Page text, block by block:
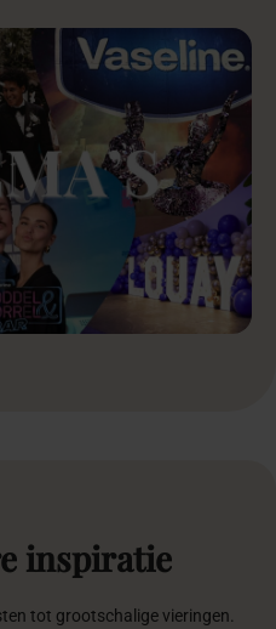
inspiratie
tot grootschalige vieringen.